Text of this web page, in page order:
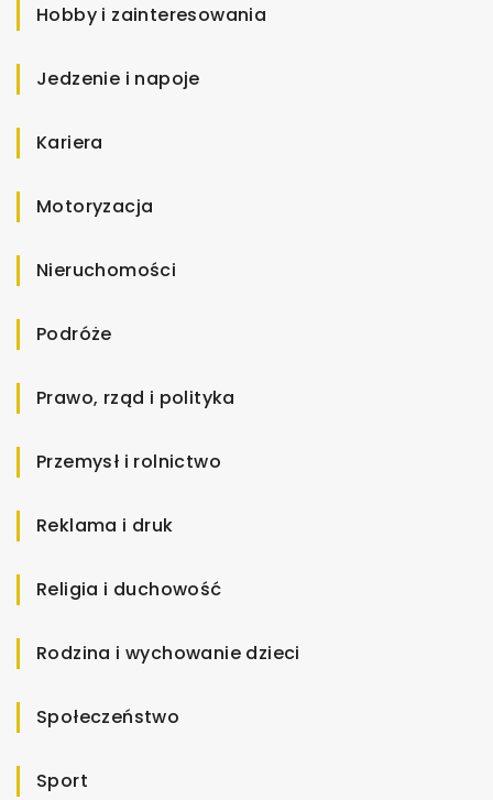
Hobby i zainteresowania
Jedzenie i napoje
Kariera
Motoryzacja
Nieruchomości
Podróże
Prawo, rząd i polityka
Przemysł i rolnictwo
Reklama i druk
Religia i duchowość
Rodzina i wychowanie dzieci
Społeczeństwo
Sport